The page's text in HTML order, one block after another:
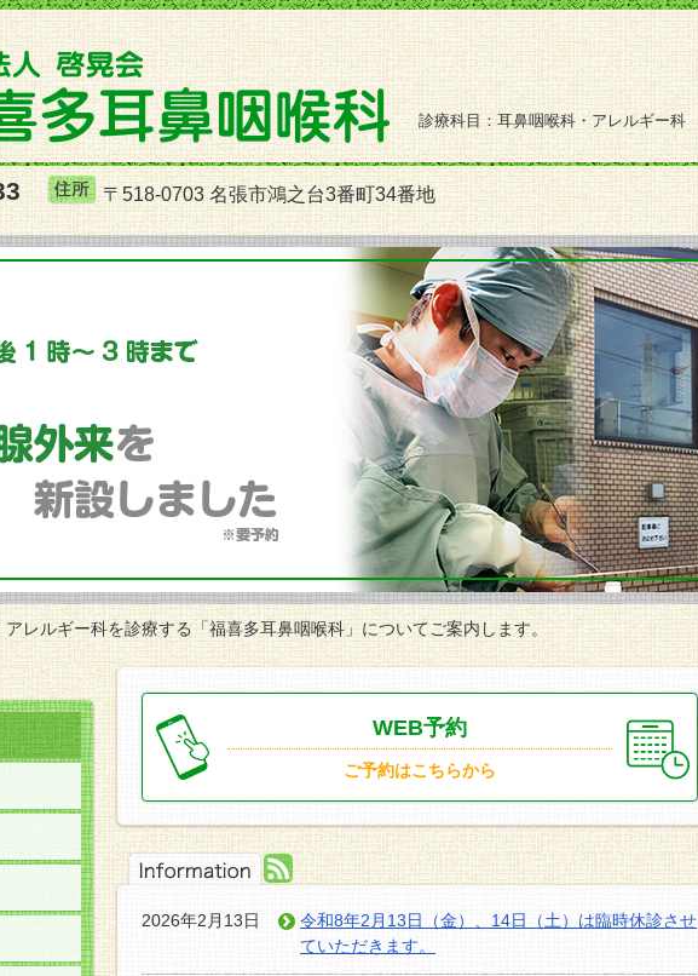
診療科目：耳鼻咽喉科・アレルギー科
〒518-0703 名張市鴻之台3番町34番地
レルギー科を診療する「福喜多耳鼻咽喉科」についてご案内します。
WEB予約
ご予約はこちらから
2026年2月13日
令和8年2月13日（金）、14日（土）は臨時休診させ
ていただきます。